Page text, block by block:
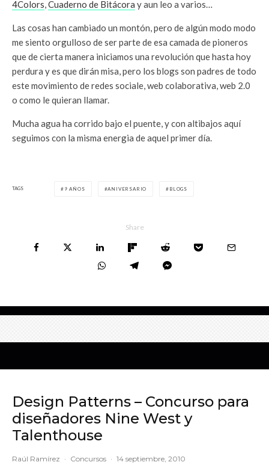
4Colors,Cuaderno de Bitácora y aun leo a varios…
Las cosas han cambiado un montón, pero de algún modo modo
me siento orgulloso de ser parte de esa camada de pioneros
que de cierta manera iniciamos una revolución que hasta hoy
perdura y es que dirán misa, pero los blogs son padres de todo
este movimiento de redes sociale, web colaborativa, web 2.0
o como le quieran llamar.
Mucha agua ha corrido bajo el puente, y con altibajos aquí
seguimos con la misma energia de aquel primer día.
TAGS 9 AÑOS ANIVERSARIO BLOGS
Share
Design Patterns – Concurso para
diseñadores Nine West y
Talenthouse
Raúl Ramírez · Concursos · 14 septiembre, 2010